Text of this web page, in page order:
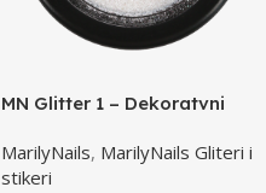
MN Glitter 1 – Dekoratvni
MarilyNails, MarilyNails Gliteri i
stikeri